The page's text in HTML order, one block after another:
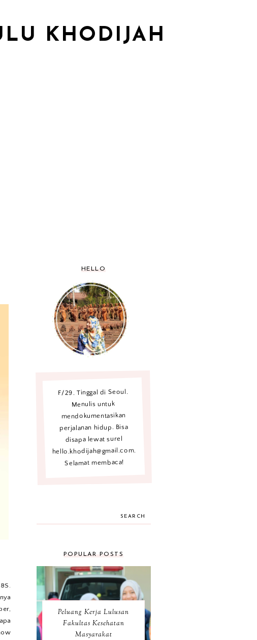
KHODIJAH
HELLO
F/29. Tinggal di Seoul.
Menulis untuk
mendokumentasikan
perjalanan hidup. Bisa
disapa lewat surel
hello.khodijah@gmail.com.
Selamat membaca!
SEARCH
POPULAR POSTS
Peluang Kerja Lulusan
Fakultas Kesehatan
Masyarakat